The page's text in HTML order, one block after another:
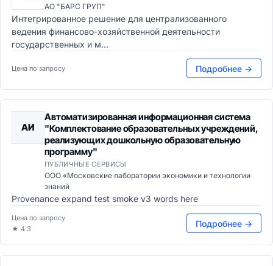
АО "БАРС ГРУП"
Интегрированное решение для централизованного
ведения финансово-хозяйственной деятельности
государственных и м...
Цена по запросу Подробнее →
АИ
Автоматизированная информационная система
"Комплектование образовательных учреждений,
реализующих дошкольную образовательную
программу"
ПУБЛИЧНЫЕ СЕРВИСЫ
ООО «Московские лаборатории экономики и технологии
знаний
Provenance expand test smoke v3 words here
Цена по запросу
★ 4.3
Подробнее →